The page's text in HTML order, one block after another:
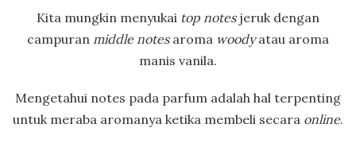
Kita mungkin menyukai top notesjeruk dengan
campuran middle notesaroma woodyatau aroma
manis vanila.
Mengetahui notes pada parfum adalah hal terpenting
untuk meraba aromanya ketika membeli secara online.